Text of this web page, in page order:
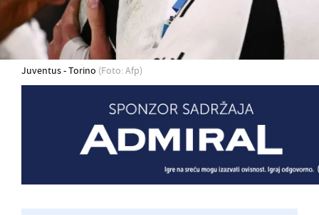
Juventus - Torino (Foto: Afp)